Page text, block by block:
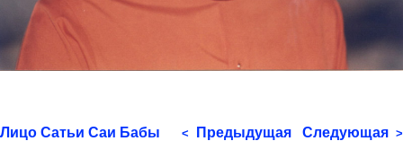
Лицо Сатьи Саи Бабы < Предыдущая Следующая >